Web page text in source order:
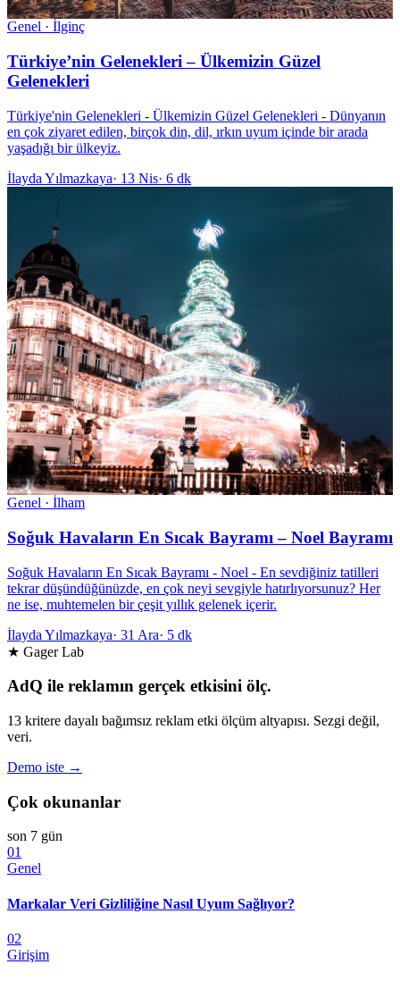
Genel · İlginç
Türkiye’nin Gelenekleri – Ülkemizin Güzel
Gelenekleri
Türkiye'nin Gelenekleri - Ülkemizin Güzel Gelenekleri - Dünyanın
en çok ziyaret edilen, birçok din, dil, ırkın uyum içinde bir arada
yaşadığı bir ülkeyiz.
İlayda Yılmazkaya· 13 Nis· 6 dk
Genel · İlham
Soğuk Havaların En Sıcak Bayramı – Noel Bayramı
Soğuk Havaların En Sıcak Bayramı - Noel - En sevdiğiniz tatilleri
tekrar düşündüğünüzde, en çok neyi sevgiyle hatırlıyorsunuz? Her
ne ise, muhtemelen bir çeşit yıllık gelenek içerir.
İlayda Yılmazkaya· 31 Ara· 5 dk
★ Gager Lab
AdQ ile reklamın gerçek etkisini ölç.
13 kritere dayalı bağımsız reklam etki ölçüm altyapısı. Sezgi değil,
veri.
Demo iste →
Çok okunanlar
son 7 gün
01
Genel
Markalar Veri Gizliliğine Nasıl Uyum Sağlıyor?
02
Girişim